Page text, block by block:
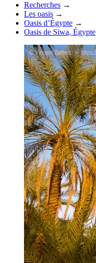
Recherches →
Les oasis →
Oasis d’Égypte →
Oasis de Siwa, Égypte